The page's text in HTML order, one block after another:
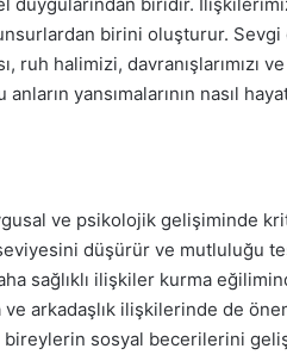
birini oluşturur.
ruh halimizi,
yansımalarının nasıl
ve psikolojik gelişiminde
düşürür ve mutluluğu
sağlıklı ilişkiler kurma
arkadaşlık ilişkilerinde de
bireylerin sosyal becerilerini